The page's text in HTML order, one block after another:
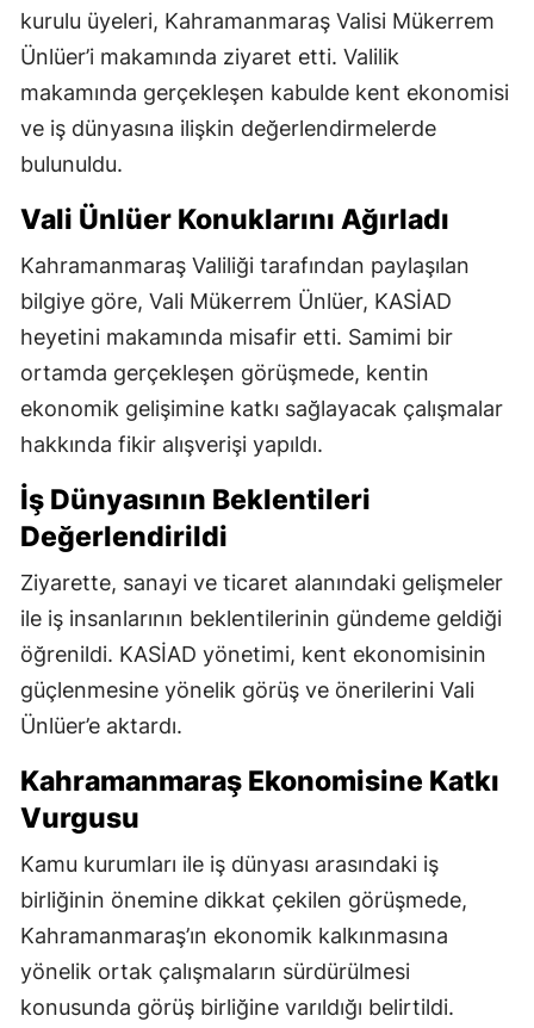
kurulu üyeleri, Kahramanmaraş Valisi Mükerrem
Ünlüer’i makamında ziyaret etti. Valilik
makamında gerçekleşen kabulde kent ekonomisi
ve iş dünyasına ilişkin değerlendirmelerde
bulunuldu.
Vali Ünlüer Konuklarını Ağırladı
Kahramanmaraş Valiliği tarafından paylaşılan
bilgiye göre, Vali Mükerrem Ünlüer, KASİAD
heyetini makamında misafir etti. Samimi bir
ortamda gerçekleşen görüşmede, kentin
ekonomik gelişimine katkı sağlayacak çalışmalar
hakkında fikir alışverişi yapıldı.
İş Dünyasının Beklentileri
Değerlendirildi
Ziyarette, sanayi ve ticaret alanındaki gelişmeler
ile iş insanlarının beklentilerinin gündeme geldiği
öğrenildi. KASİAD yönetimi, kent ekonomisinin
güçlenmesine yönelik görüş ve önerilerini Vali
Ünlüer’e aktardı.
Kahramanmaraş Ekonomisine Katkı
Vurgusu
Kamu kurumları ile iş dünyası arasındaki iş
birliğinin önemine dikkat çekilen görüşmede,
Kahramanmaraş’ın ekonomik kalkınmasına
yönelik ortak çalışmaların sürdürülmesi
konusunda görüş birliğine varıldığı belirtildi.